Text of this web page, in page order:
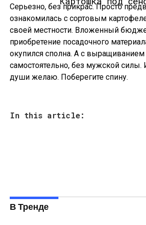
Серьезно, без прикрас. Просто
ознакомилась с сортовым
своей местности. Вложенный
приобретение посадочного
окупился сполна. А с выращиванием
самостоятельно, без мужской силы.
души желаю. Поберегите спину.
In this article:
В Тренде